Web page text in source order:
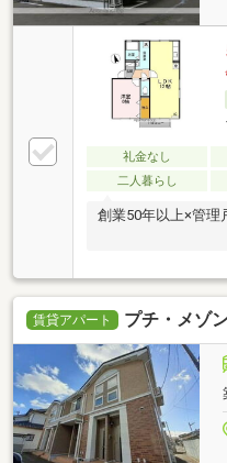
礼金なし
二人暮らし
創業50年以上×管理
賃貸アパート プチ・メゾ